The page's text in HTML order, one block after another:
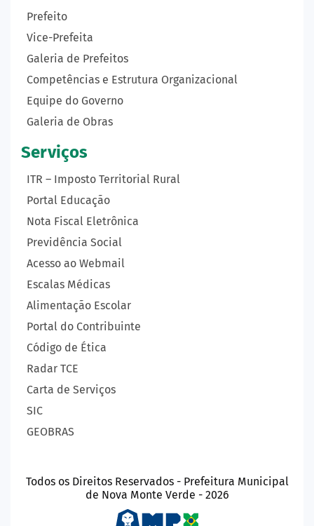
Prefeito
Vice-Prefeita
Galeria de Prefeitos
Competências e Estrutura Organizacional
Equipe do Governo
Galeria de Obras
Serviços
ITR – Imposto Territorial Rural
Portal Educação
Nota Fiscal Eletrônica
Previdência Social
Acesso ao Webmail
Escalas Médicas
Alimentação Escolar
Portal do Contribuinte
Código de Ética
Radar TCE
Carta de Serviços
SIC
GEOBRAS
Todos os Direitos Reservados - Prefeitura Municipal
de Nova Monte Verde - 2026